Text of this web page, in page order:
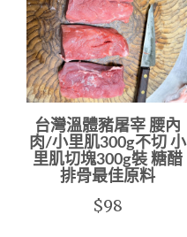
台灣溫體豬屠宰 腰內
肉/小里肌300g不切 小
里肌切塊300g裝 糖醋
排骨最佳原料
$98